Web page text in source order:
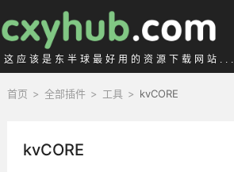
这应该是东半球最好用的资源下载网站...
首页 > 全部插件 > 工具 > kvCORE
kvCORE